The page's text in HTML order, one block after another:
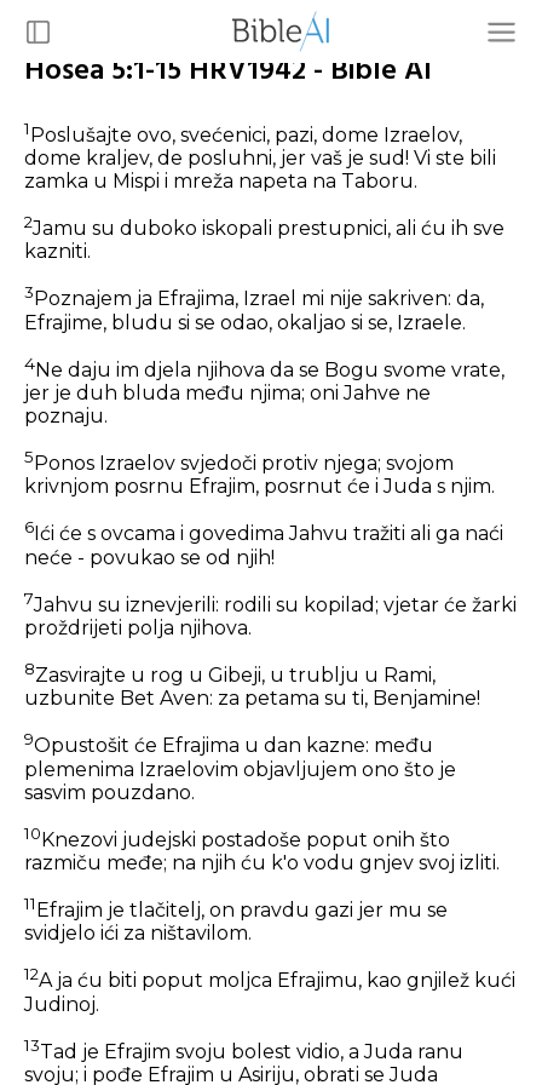
Hošea 5:1-15 HRV1942 - Bible AI
1Poslušajte ovo, svećenici, pazi, dome Izraelov,
dome kraljev, de posluhni, jer vaš je sud! Vi ste bili
zamka u Mispi i mreža napeta na Taboru.
2Jamu su duboko iskopali prestupnici, ali ću ih sve
kazniti.
3 Poznajem ja Efrajima, Izrael mi nije sakriven: da,
Efrajime, bludu si se odao, okaljao si se, Izraele.
4Ne daju im djela njihova da se Bogu svome vrate,
jer je duh bluda među njima; oni Jahve ne
poznaju.
5 Ponos Izraelov svjedoči protiv njega; svojom
krivnjom posrnu Efrajim, posrnut će i Juda s njim.
6 Ići će s ovcama i govedima Jahvu tražiti ali ga naći
neće - povukao se od njih!
7Jahvu su iznevjerili: rodili su kopilad; vjetar će žarki
proždrijeti polja njihova.
8Zasvirajte u rog u Gibeji, u trublju u Rami,
uzbunite Bet Aven: za petama su ti, Benjamine!
9Opustošit će Efrajima u dan kazne: među
plemenima Izraelovim objavljujem ono što je
sasvim pouzdano.
10Knezovi judejski postadoše poput onih što
razmiču međe; na njih ću k'o vodu gnjev svoj izliti.
11 Efrajim je tlačitelj, on pravdu gazi jer mu se
svidjelo ići za ništavilom.
12A ja ću biti poput moljca Efrajimu, kao gnjilež kući
Judinoj.
13Tad je Efrajim svoju bolest vidio, a Juda ranu
svoju; i pođe Efrajim u Asiriju, obrati se Juda